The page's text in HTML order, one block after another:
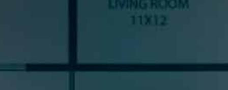
Si quieres estar al día en todas las novedades, tendencias y
noticias del sector cocinas, si eres una amante del diseño de